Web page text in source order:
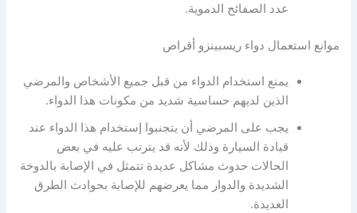
عدد الصفائح الدموية.
موانع استعمال دواء ريسبينزو أقراص
يمنع استخدام الدواء من قبل جميع الأشخاص والمرضي
الذين لديهم حساسية شديد من مكونات هذا الدواء.
يجب على المرضي أن يتجنبوا إستخدام هذا الدواء عند
قيادة السيارة وذلك لأنه قد يترتب عليه في بعض
الحالات حدوث مشاكل عديدة تتمثل في الإصابة بالدوخة
الشديدة والدوار مما يعرضهم للإصابة بحوادث الطرق
العديدة.